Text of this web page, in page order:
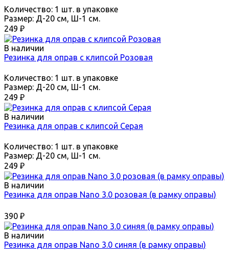
Количество: 1 шт. в упаковке
Размер: Д-20 см, Ш-1 см.
249 ₽
В наличии
Резинка для оправ с клипсой Розовая
Количество: 1 шт. в упаковке
Размер: Д-20 см, Ш-1 см.
249 ₽
В наличии
Резинка для оправ с клипсой Серая
Количество: 1 шт. в упаковке
Размер: Д-20 см, Ш-1 см.
249 ₽
В наличии
Резинка для оправ Nano 3.0 розовая (в рамку оправы)
390 ₽
В наличии
Резинка для оправ Nano 3.0 синяя (в рамку оправы)